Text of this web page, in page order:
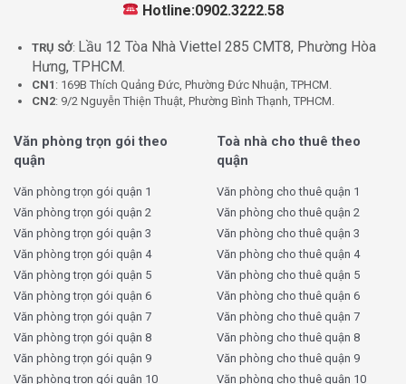
Hotline:0902.3222.58
TRỤ SỞ: Lầu 12 Tòa Nhà Viettel 285 CMT8, Phường Hòa
Hưng, TPHCM.
CN1 : 169B Thích Quảng Đức, Phường Đức Nhuận, TPHCM.
CN2: 9/2 Nguyễn Thiện Thuật, Phường Bình Thạnh, TPHCM.
Văn phòng trọn gói theo
quận
Văn phòng trọn gói quận 1
Văn phòng trọn gói quận 2
Văn phòng trọn gói quận 3
Văn phòng trọn gói quận 4
Văn phòng trọn gói quận 5
Văn phòng trọn gói quận 6
Văn phòng trọn gói quận 7
Văn phòng trọn gói quận 8
Văn phòng trọn gói quận 9
Văn phòng trọn gói quận 10
Toà nhà cho thuê theo
quận
Văn phòng cho thuê quận 1
Văn phòng cho thuê quận 2
Văn phòng cho thuê quận 3
Văn phòng cho thuê quận 4
Văn phòng cho thuê quận 5
Văn phòng cho thuê quận 6
Văn phòng cho thuê quận 7
Văn phòng cho thuê quận 8
Văn phòng cho thuê quận 9
Văn phòng cho thuê quận 10